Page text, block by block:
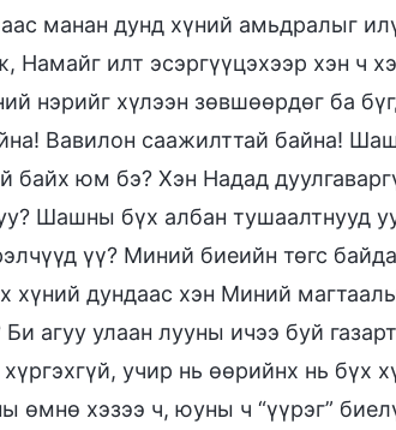
манан дунд хүний амьдралыг
Намайг илт эсэргүүцэхээр хэн ч
нэрийг хүлээн зөвшөөрдөг ба
Вавилон саажилттай байна!
байх юм бэ? Хэн Надад
Шашны бүх албан тушаалтнууд
үү? Миний биеийн төгс
хүний дундаас хэн Миний
Би агуу улаан лууны ичээ буй
учир нь өөрийнх нь бүх
өмнө хэзээ ч, юуны ч “үүрэг”